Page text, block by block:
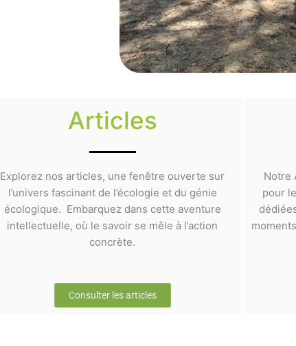
Articles
Explorez nos articles, une fenêtre ouverte sur
l’univers fascinant de l’écologie et du génie
écologique. Embarquez dans cette aventure
intellectuelle, où le savoir se mêle à l’action
concrète.
Consulter les articles
Notre
pour